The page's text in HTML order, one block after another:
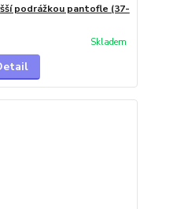
podrážkou pantofle (37-
Skladem